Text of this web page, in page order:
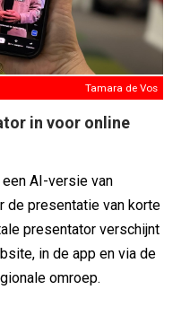
Tamara de Vos
in voor online
AI-versie van
de presentatie van korte
presentator verschijnt
in de app en via de
omroep.